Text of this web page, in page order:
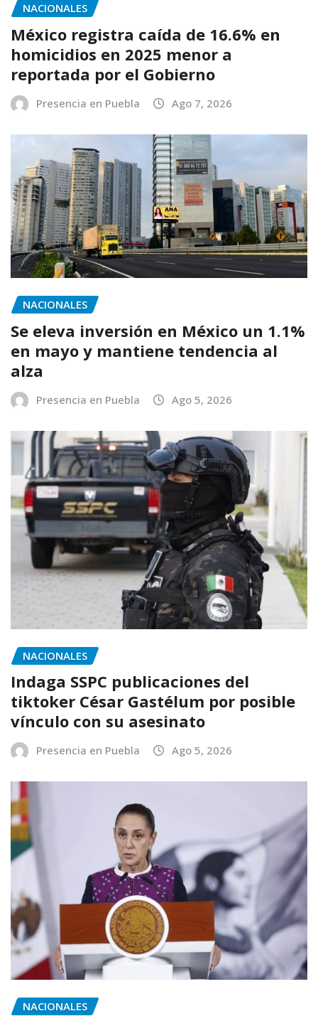
NACIONALES
México registra caída de 16.6% en
homicidios en 2025 menor a
reportada por el Gobierno
Presencia en Puebla Ago 7, 2026
NACIONALES
Se eleva inversión en México un 1.1%
en mayo y mantiene tendencia al
alza
Presencia en Puebla Ago 5, 2026
NACIONALES
Indaga SSPC publicaciones del
tiktoker César Gastélum por posible
vínculo con su asesinato
Presencia en Puebla Ago 5, 2026
NACIONALES